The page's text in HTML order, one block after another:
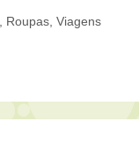
Roupas ,Viagens